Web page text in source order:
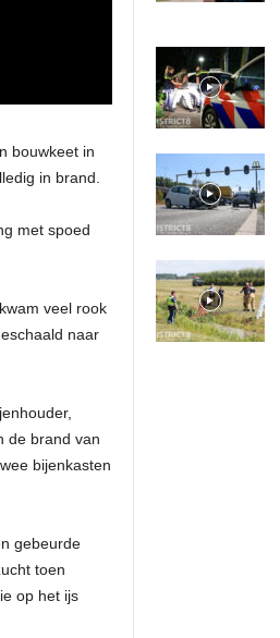
bouwkeet in
in brand.
met spoed
veel rook
naar
de brand van
bijenkasten
gebeurde
toen
op het ijs